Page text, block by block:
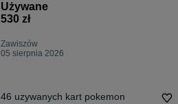
Używane
530 zł
Zawiszów
05 sierpnia 2026
46 uzywanych kart pokemon